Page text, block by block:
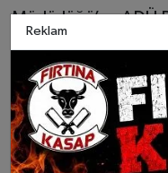
Müdürlüğü’ne ADÜ
İl Müdürlüğü’ne ve
teşekkür etti.
Açılışa Aydın Valisi
Aydın Milletvekili
Başkanı Mustafa
Reklam